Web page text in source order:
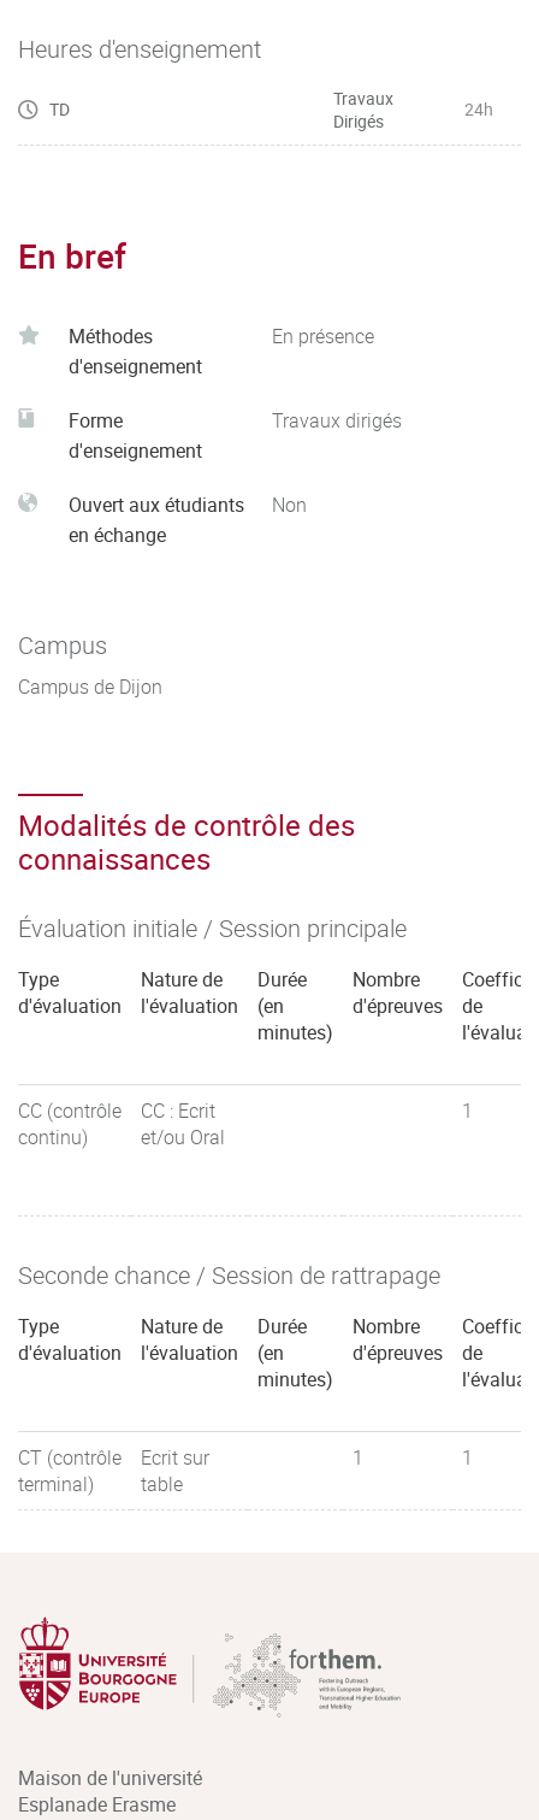
Heures d'enseignement
TD
Travaux
Dirigés
24h
En bref
Méthodes
d'enseignement
En présence
Forme
d'enseignement
Travaux dirigés
Ouvert aux étudiants
en échange
Non
Campus
Campus de Dijon
Modalités de contrôle des
connaissances
Évaluation initiale / Session principale
Type
d'évaluation
Nature de
l'évaluation
Durée
(en
minutes)
Nombre
d'épreuves
de
CC (contrôle
continu)
CC : Ecrit
et/ou Oral
1
Seconde chance / Session de rattrapage
Type
d'évaluation
Nature de
l'évaluation
Durée
(en
minutes)
Nombre
d'épreuves
de
CT (contrôle
terminal)
Ecrit sur
table
1 1
Maison de l'université
Esplanade Erasme